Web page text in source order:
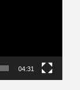
04:31